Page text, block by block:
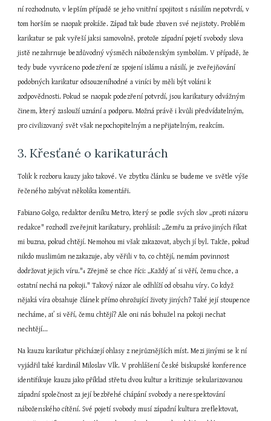
ní rozhodnuto, v lepším případě se jeho vnitřní spojitost s násilím nepotvrdí, v
tom horším se naopak prokáže. Západ tak bude zbaven své nejistoty. Problém
karikatur se pak vyřeší jaksi samovolně, protože západní pojetí svobody slova
jistě nezahrnuje bezdůvodný výsměch náboženským symbolům. V případě, že
tedy bude vyvráceno podezření ze spojení islámu a násilí, je zveřejňování
podobných karikatur odsouzeníhodné a viníci by měli být voláni k
zodpovědnosti. Pokud se naopak podezření potvrdí, jsou karikatury odvážným
činem, který zaslouží uznání a podporu. Možná právě i kvůli předvídatelným,
pro civilizovaný svět však nepochopitelným a nepřijatelným, reakcím.
3. Křesťané o karikaturách
Tolik k rozboru kauzy jako takové. Ve zbytku článku se budeme ve světle výše
řečeného zabývat několika komentáři.
Fabiano Golgo, redaktor deníku Metro, který se podle svých slov „proti názoru
redakce" rozhodl zveřejnit karikatury, prohlásil: „Zemřu za právo jiných říkat
mi buzna, pokud chtějí. Nemohou mi však zakazovat, abych jí byl. Takže, pokud
nikdo muslimům nezakazuje, aby věřili v to, co chtějí, nemám povinnost
dodržovat jejich víru."4 Zřejmě se chce říci: „Každý ať si věří, čemu chce, a
ostatní nechá na pokoji." Takový názor ale odhlíží od obsahu víry. Co když
nějaká víra obsahuje článek přímo ohrožující životy jiných? Také její stoupence
necháme, ať si věří, čemu chtějí? Ale oni nás bohužel na pokoji nechat
nechtějí...
Na kauzu karikatur přicházejí ohlasy z nejrůznějších míst. Mezi jinými se k ní
vyjádřil také kardinál Miloslav Vlk. V prohlášení České biskupské konference
identifikuje kauzu jako příklad střetu dvou kultur a kritizuje sekularizovanou
západní společnost za její bezbřehé chápání svobody a nerespektování
náboženského cítění. Své pojetí svobody musí západní kultura zreflektovat,